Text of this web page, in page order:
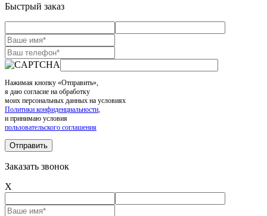
Быстрый заказ
Нажимая кнопку «Отправить»,
я даю согласие на обработку
моих персональных данных на условиях
Политики конфиденциальности,
и принимаю условия
пользовательского соглашения
Заказать звонок
X